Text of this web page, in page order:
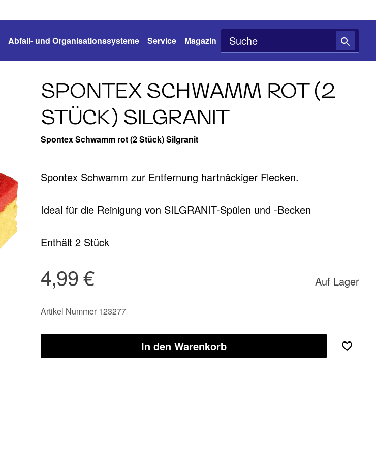
Abfall- und Organisationssysteme Service Magazin
SPONTEX SCHWAMM ROT (2
STÜCK) SILGRANIT
Spontex Schwamm rot (2 Stück) Silgranit
Spontex Schwamm zur Entfernung hartnäckiger Flecken.
Ideal für die Reinigung von SILGRANIT-Spülen und -Becken
Enthält 2 Stück
4,99 € Auf Lager
Artikel Nummer 123277
In den Warenkorb